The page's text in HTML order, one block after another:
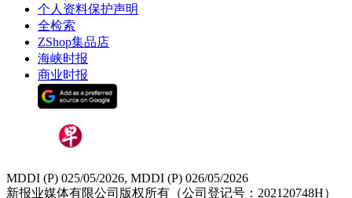
个人资料保护声明
全检索
ZShop集品店
海峡时报
商业时报
MDDI (P) 025/05/2026, MDDI (P) 026/05/2026
新报业媒体有限公司版权所有（公司登记号：202120748H）